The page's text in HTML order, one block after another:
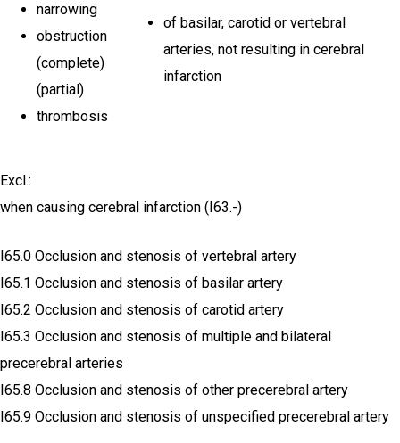
narrowing
obstruction
(complete)
(partial)
thrombosis
of basilar, carotid or vertebral
arteries, not resulting in cerebral
infarction
Excl.:
when causing cerebral infarction (I63.-)
I65.0 Occlusion and stenosis of vertebral artery
I65.1 Occlusion and stenosis of basilar artery
I65.2 Occlusion and stenosis of carotid artery
I65.3 Occlusion and stenosis of multiple and bilateral
precerebral arteries
I65.8 Occlusion and stenosis of other precerebral artery
I65.9 Occlusion and stenosis of unspecified precerebral artery